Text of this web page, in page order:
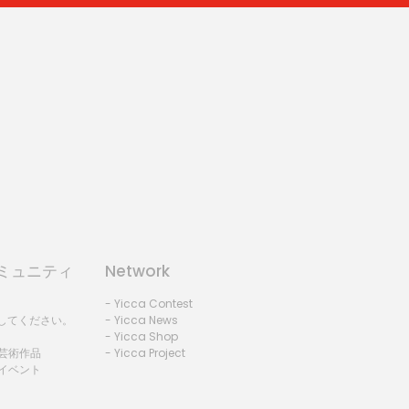
ュニティ
ください。
術作品
ベント
Network
- Yicca Contest
- Yicca News
- Yicca Shop
- Yicca Project